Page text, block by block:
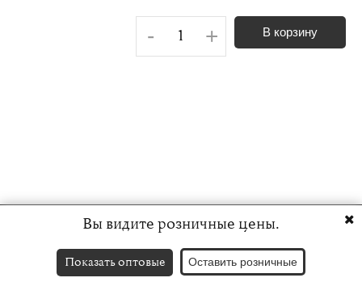
- + В корзину
Вы видите розничные цены.
Показать оптовые Оставить розничные